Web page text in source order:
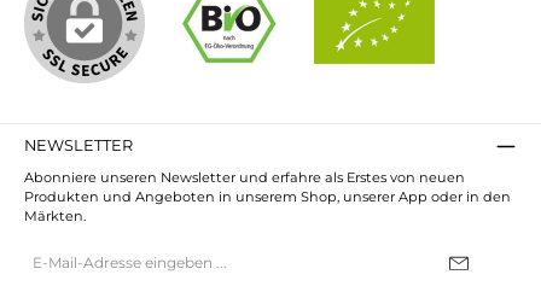
NEWSLETTER
Abonniere unseren Newsletter und erfahre als Erstes von neuen
Produkten und Angeboten in unserem Shop, unserer App oder in den
Märkten.
Mail-